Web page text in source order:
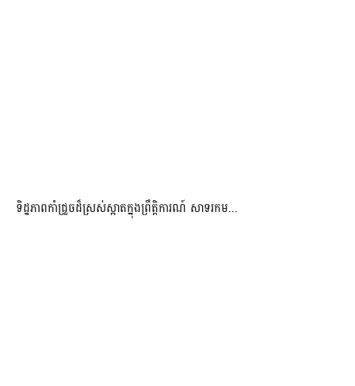
ទិដ្ឋភាពកាំជ្រួចដ៏ស្រស់ស្អាត​ក្នុងព្រឹត្តិការណ៍​ សាទរកម...